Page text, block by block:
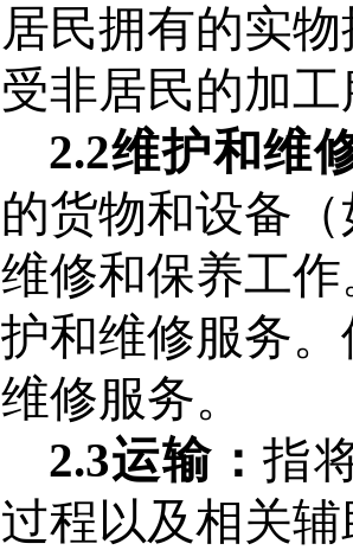
居民拥有的实
受非居民的加
2.2维护和维
的货物和设备
维修和保养工
护和维修服务
维修服务。
2.3运输：指
过程以及相关